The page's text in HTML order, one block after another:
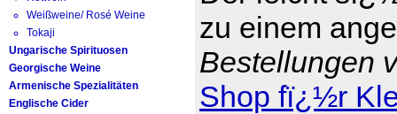
Weißweine/ Rosé Weine
Tokaji
Ungarische Spirituosen
Georgische Weine
Armenische Spezialitäten
Englische Cider
zu einem
Bestellungen
Shop fï¿½r